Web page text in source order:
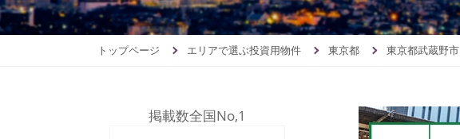
トップページ エリアで選ぶ投資用物件 東京都 東京都武蔵野市
掲載数全国No,1